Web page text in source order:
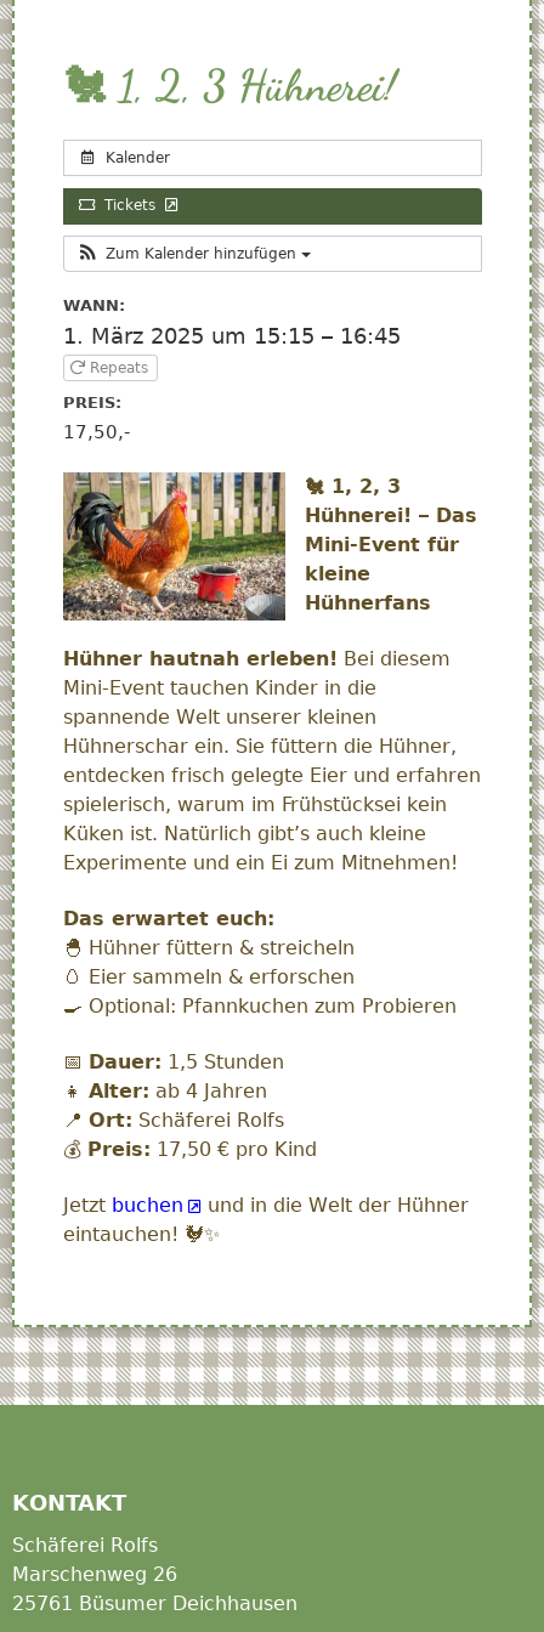
🐔 1, 2, 3 Hühnerei!
Kalender
Tickets
Zum Kalender hinzufügen
WANN:
1. März 2025 um 15:15 – 16:45
Repeats
PREIS:
17,50,-
🐔1, 2, 3
Hühnerei! – Das
Mini-Event für
kleine
Hühnerfans
Hühner hautnah erleben! Bei diesem
Mini-Event tauchen Kinder in die
spannende Welt unserer kleinen
Hühnerschar ein. Sie füttern die Hühner,
entdecken frisch gelegte Eier und erfahren
spielerisch, warum im Frühstücksei kein
Küken ist. Natürlich gibt’s auch kleine
Experimente und ein Ei zum Mitnehmen!
Das erwartet euch:
🐣 Hühner füttern & streicheln
🥚 Eier sammeln & erforschen
🍳 Optional: Pfannkuchen zum Probieren
📅 Dauer: 1,5 Stunden
👧 Alter: ab 4 Jahren
📍 Ort: Schäferei Rolfs
💰 Preis: 17,50 € pro Kind
Jetzt buchen
und in die Welt der Hühner
eintauchen! 🐓✨
KONTAKT
Schäferei Rolfs
Marschenweg 26
25761 Büsumer Deichhausen